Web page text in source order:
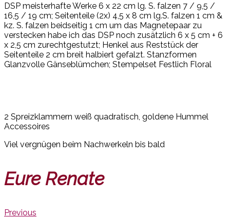
DSP meisterhafte Werke 6 x 22 cm lg. S. falzen 7 / 9,5 /
16,5 / 19 cm; Seitenteile (2x) 4,5 x 8 cm lg.S. falzen 1 cm &
kz. S. falzen beidseitig 1 cm um das Magnetepaar zu
verstecken habe ich das DSP noch zusätzlich 6 x 5 cm + 6
x 2,5 cm zurechtgestutzt; Henkel aus Reststück der
Seitenteile 2 cm breit halbiert gefalzt. Stanzformen
Glanzvolle Gänseblümchen; Stempelset Festlich Floral
2 Spreizklammern weiß quadratisch, goldene Hummel
Accessoires
Viel vergnügen beim Nachwerkeln bis bald
Eure Renate
Previous